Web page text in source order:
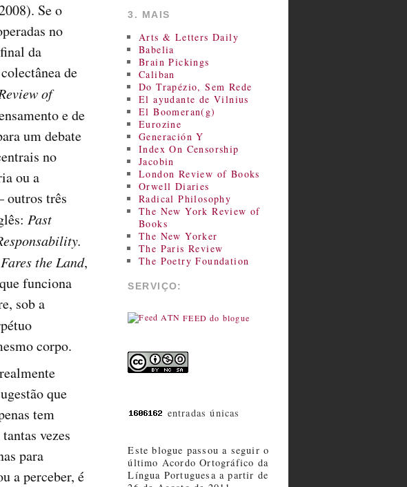
Se o
no
da
de
of
e de
um debate
no
ou a
outros três
Past
the Land,
funciona
sob a
corpo.
que
tem
vezes
para
a perceber, é
3. MAIS
Arts & Letters Daily
Babelia
Brain Pickings
Caliban
Do Trapézio, Sem Rede
El ayudante de Vilnius
El Boomeran(g)
Eurozine
Generación Y
Index On Censorship
Jacobin
London Review of Books
Orwell Diaries
Radical Philosophy
The New York Review of
Books
The New Yorker
The Paris Review
The Poetry Foundation
SERVIÇO:
FEED do blogue
entradas únicas
Este blogue passou a seguir o
último Acordo Ortográfico da
Língua Portuguesa a partir de